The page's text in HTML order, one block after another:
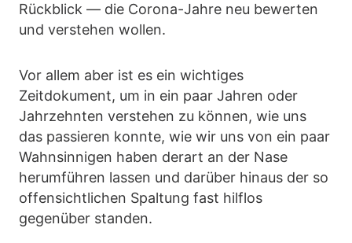
Rückblick — die Corona-Jahre neu bewerten
und verstehen wollen.
Vor allem aber ist es ein wichtiges
Zeitdokument, um in ein paar Jahren oder
Jahrzehnten verstehen zu können, wie uns
das passieren konnte, wie wir uns von ein paar
Wahnsinnigen haben derart an der Nase
herumführen lassen und darüber hinaus der so
offensichtlichen Spaltung fast hilflos
gegenüber standen.